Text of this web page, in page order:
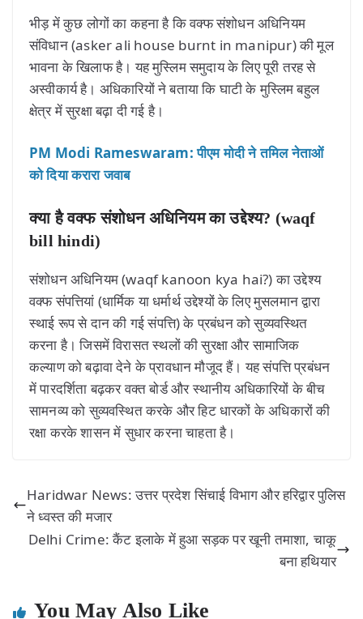
भीड़ में कुछ लोगों का कहना है कि वक्फ संशोधन अधिनियम
संविधान (asker ali house burnt in manipur) की मूल
भावना के खिलाफ है। यह मुस्लिम समुदाय के लिए पूरी तरह से
अस्वीकार्य है। अधिकारियों ने बताया कि घाटी के मुस्लिम बहुल
क्षेत्र में सुरक्षा बढ़ा दी गई है।
PM Modi Rameswaram: पीएम मोदी ने तमिल नेताओं
को दिया करारा जवाब
क्या है वक्फ संशोधन अधिनियम का उद्देश्य? (waqf
bill hindi)
संशोधन अधिनियम (waqf kanoon kya hai?) का उद्देश्य
वक्फ संपत्तियां (धार्मिक या धर्मार्थ उद्देश्यों के लिए मुसलमान द्वारा
स्थाई रूप से दान की गई संपत्ति) के प्रबंधन को सुव्यवस्थित
करना है। जिसमें विरासत स्थलों की सुरक्षा और सामाजिक
कल्याण को बढ़ावा देने के प्रावधान मौजूद हैं। यह संपत्ति प्रबंधन
में पारदर्शिता बढ़कर वक्त बोर्ड और स्थानीय अधिकारियों के बीच
सामनव्य को सुव्यवस्थित करके और हिट धारकों के अधिकारों की
रक्षा करके शासन में सुधार करना चाहता है।
Haridwar News: उत्तर प्रदेश सिंचाई विभाग और हरिद्वार पुलिस
ने ध्वस्त की मजार
Delhi Crime: कैंट इलाके में हुआ सड़क पर खूनी तमाशा, चाकू
बना हथियार
You May Also Like